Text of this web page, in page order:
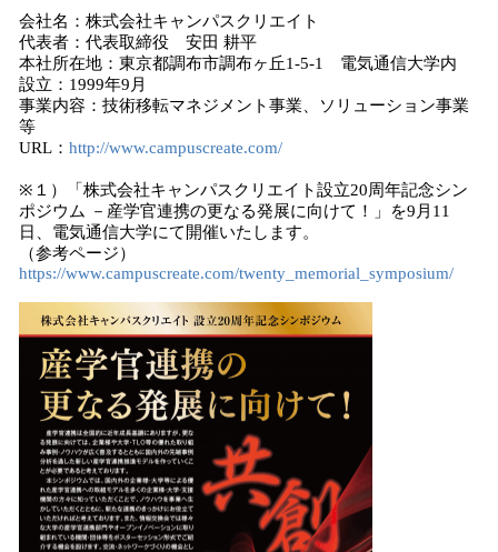
会社名：株式会社キャンパスクリエイト
代表者：代表取締役 安田 耕平
本社所在地：東京都調布市調布ヶ丘1-5-1 電気通信大学内
設立：1999年9月
事業内容：技術移転マネジメント事業、ソリューション事業
等
URL： http://www.campuscreate.com/
※１）「株式会社キャンパスクリエイト設立20周年記念シン
ポジウム －産学官連携の更なる発展に向けて！」を9月11
日、電気通信大学にて開催いたします。
（参考ページ）
https://www.campuscreate.com/twenty_memorial_symposium/